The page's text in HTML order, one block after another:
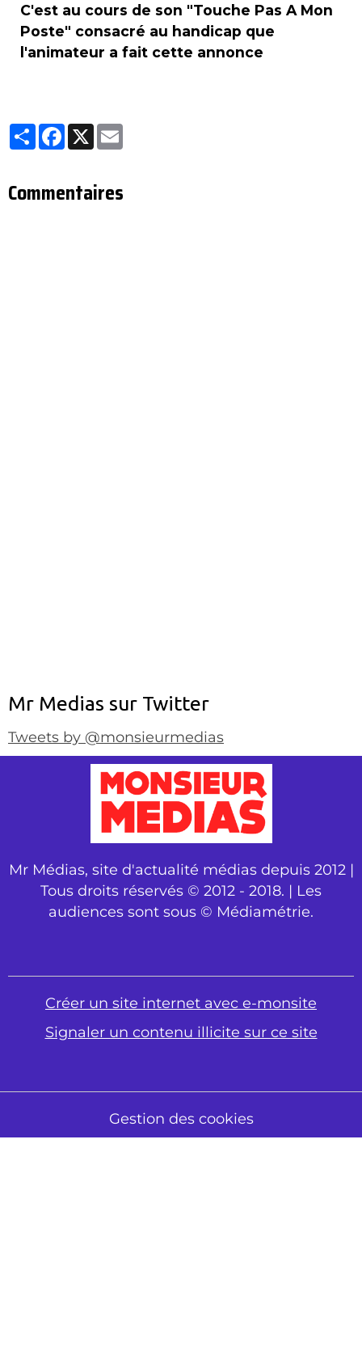
C'est au cours de son "Touche Pas A Mon
Poste" consacré au handicap que
l'animateur a fait cette annonce
Partager
Facebook
X
Commentaires
Mr Medias sur Twitter
Tweets by @monsieurmedias
Mr Médias, site d'actualité médias depuis 2012 |
Tous droits réservés © 2012 - 2018. | Les
audiences sont sous © Médiamétrie.
Créer un site internet avec e-monsite
Signaler un contenu illicite sur ce site
Gestion des cookies